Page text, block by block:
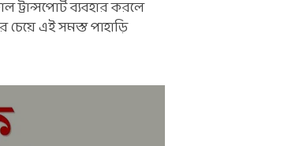
ব্যবহার করলে
চেয়ে এই সমস্ত পাহাড়ি